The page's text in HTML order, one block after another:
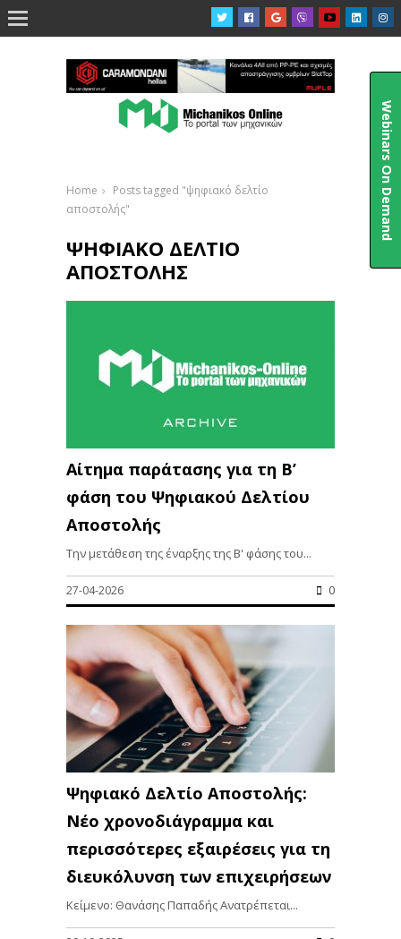

Home
Posts tagged "ψηφιακό δελτίο
αποστολής"
ΨΗΦΙΑΚΌ ΔΕΛΤΊΟ
ΑΠΟΣΤΟΛΉΣ
Αίτημα παράτασης για τη Β’
φάση του Ψηφιακού Δελτίου
Αποστολής
Την μετάθεση της έναρξης της Β' φάσης του...
27-04-2026 0
Ψηφιακό Δελτίο Αποστολής:
Νέο χρονοδιάγραμμα και
περισσότερες εξαιρέσεις για τη
διευκόλυνση των επιχειρήσεων
Κείμενο: Θανάσης Παπαδής Ανατρέπεται...
Webinars On Demand